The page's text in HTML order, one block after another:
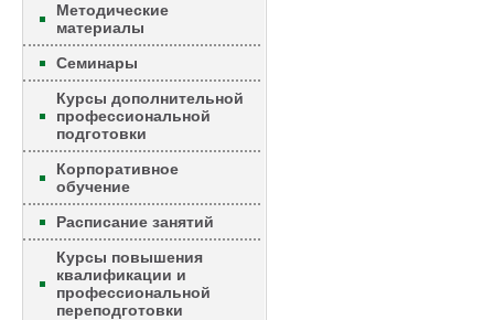
Методические
материалы
Семинары
Курсы дополнительной
профессиональной
подготовки
Корпоративное
обучение
Расписание занятий
Курсы повышения
квалификации и
профессиональной
переподготовки